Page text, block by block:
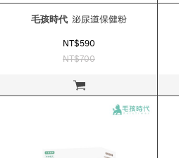
立即購買
毛孩時代 泌尿道保健粉
NT$590
NT$700